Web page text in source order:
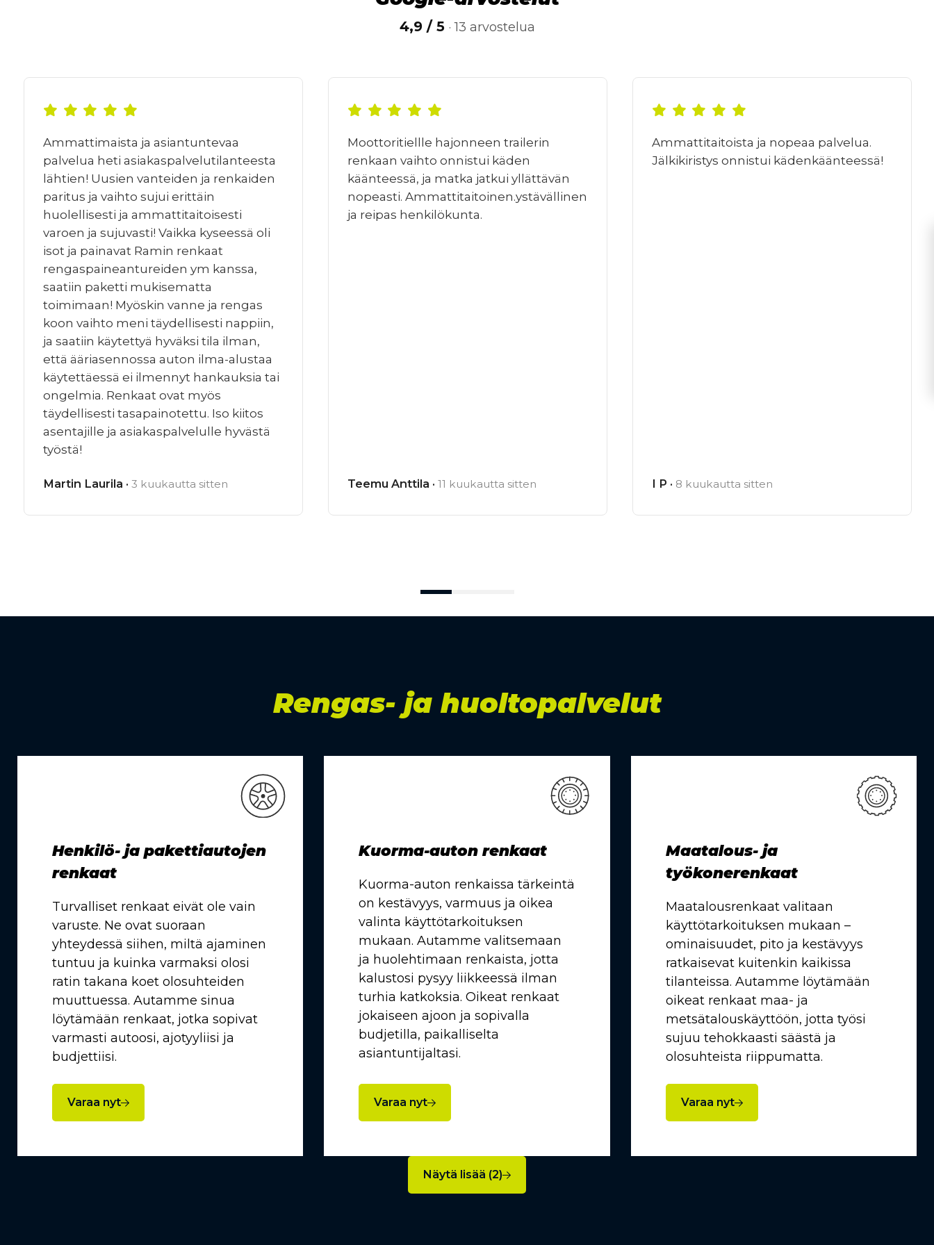
4,9 / 5 · 13 arvostelua
Ammattimaista ja asiantuntevaa
palvelua heti asiakaspalvelutilanteesta
lähtien! Uusien vanteiden ja renkaiden
paritus ja vaihto sujui erittäin
huolellisesti ja ammattitaitoisesti
varoen ja sujuvasti! Vaikka kyseessä oli
isot ja painavat Ramin renkaat
rengaspaineantureiden ym kanssa,
saatiin paketti mukisematta
toimimaan! Myöskin vanne ja rengas
koon vaihto meni täydellisesti nappiin,
ja saatiin käytettyä hyväksi tila ilman,
että ääriasennossa auton ilma-alustaa
käytettäessä ei ilmennyt hankauksia tai
ongelmia. Renkaat ovat myös
täydellisesti tasapainotettu. Iso kiitos
asentajille ja asiakaspalvelulle hyvästä
työstä!
Martin Laurila · 3 kuukautta sitten
Moottoritiellle hajonneen trailerin
renkaan vaihto onnistui käden
käänteessä, ja matka jatkui yllättävän
nopeasti. Ammattitaitoinen.ystävällinen
ja reipas henkilökunta.
Teemu Anttila · 11 kuukautta sitten
Ammattitaitoista ja nopeaa palvelua.
Jälkikiristys onnistui kädenkäänteessä!
I P · 8 kuukautta sitten
Rengas- ja huoltopalvelut
Henkilö- ja pakettiautojen
renkaat
Turvalliset renkaat eivät ole vain
varuste. Ne ovat suoraan
yhteydessä siihen, miltä ajaminen
tuntuu ja kuinka varmaksi olosi
ratin takana koet olosuhteiden
muuttuessa. Autamme sinua
löytämään renkaat, jotka sopivat
varmasti autoosi, ajotyyliisi ja
budjettiisi.
Varaa nyt
Kuorma-auton renkaat
Kuorma-auton renkaissa tärkeintä
on kestävyys, varmuus ja oikea
valinta käyttötarkoituksen
mukaan. Autamme valitsemaan
ja huolehtimaan renkaista, jotta
kalustosi pysyy liikkeessä ilman
turhia katkoksia. Oikeat renkaat
jokaiseen ajoon ja sopivalla
budjetilla, paikalliselta
asiantuntijaltasi.
Varaa nyt
Maatalous- ja
työkonerenkaat
Maatalousrenkaat valitaan
käyttötarkoituksen mukaan –
ominaisuudet, pito ja kestävyys
ratkaisevat kuitenkin kaikissa
tilanteissa. Autamme löytämään
oikeat renkaat maa- ja
metsätalouskäyttöön, jotta työsi
sujuu tehokkaasti säästä ja
olosuhteista riippumatta.
Varaa nyt
Näytä lisää (2)